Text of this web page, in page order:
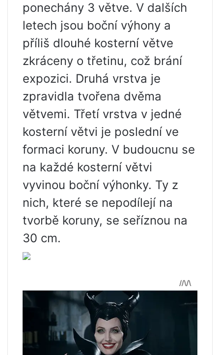
ponechány 3 větve. V dalších
letech jsou boční výhony a
příliš dlouhé kosterní větve
zkráceny o třetinu, což brání
expozici. Druhá vrstva je
zpravidla tvořena dvěma
větvemi. Třetí vrstva v jedné
kosterní větvi je poslední ve
formaci koruny. V budoucnu se
na každé kosterní větvi
vyvinou boční výhonky. Ty z
nich, které se nepodílejí na
tvorbě koruny, se seříznou na
30 cm.